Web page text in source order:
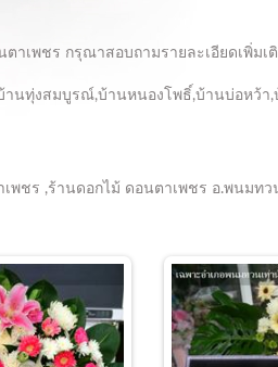
เพชร กรุณาสอบถามรายละเอียดเพิ่มเ
นทุ่งสมบูรณ์,บ้านหนองโพธิ์,บ้านบ่อหว้า
ชร ,ร้านดอกไม้ ดอนตาเพชร อ.พนมทว